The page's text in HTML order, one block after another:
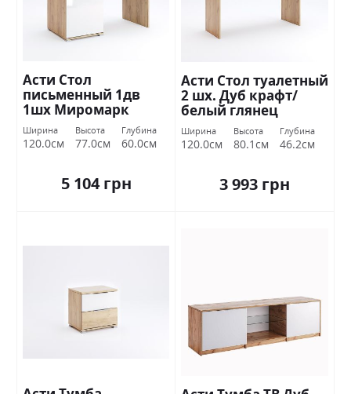
Асти Стол
письменный 1дв
1шх Миромарк
Ширина
120.0см
Высота
77.0см
Глубина
60.0см
5 104 грн
Асти Стол туалетный
2 шх. Дуб крафт/
белый глянец
Миромарк
Ширина
120.0см
Высота
80.1см
Глубина
46.2см
3 993 грн